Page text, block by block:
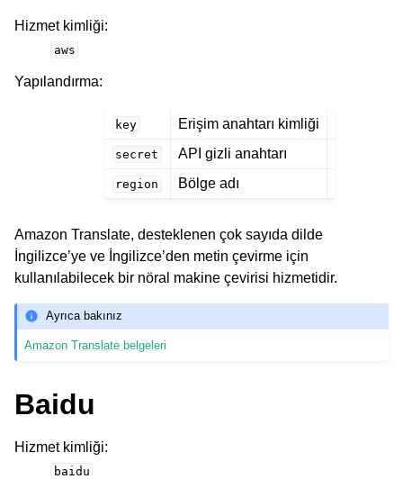
Hizmet kimliği:
aws
Yapılandırma:
key Erişim anahtarı kimliği
secret API gizli anahtarı
region Bölge adı
Amazon Translate, desteklenen çok sayıda dilde
İngilizce’ye ve İngilizce’den metin çevirme için
kullanılabilecek bir nöral makine çevirisi hizmetidir.
Ayrıca bakınız
Amazon Translate belgeleri
Baidu
Hizmet kimliği:
baidu